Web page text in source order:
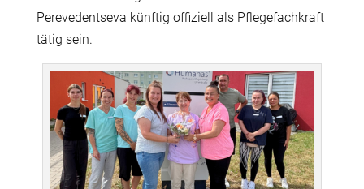
Perevedentseva künftig offiziell als Pflegefachkraft
tätig sein.